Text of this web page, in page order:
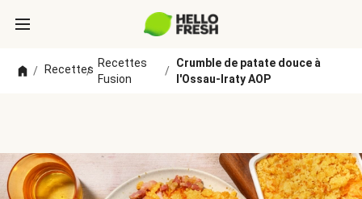
/ Recettes
/
Recettes
Fusion
/
Crumble de patate douce à
l'Ossau-Iraty AOP